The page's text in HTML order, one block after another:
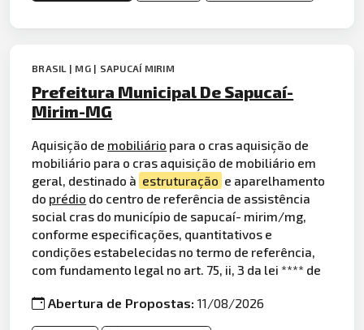
BRASIL | MG | SAPUCAÍ MIRIM
Prefeitura Municipal De Sapucaí-
Mirim-MG
Aquisição de mobiliário para o cras aquisição de
mobiliário para o cras aquisição de mobiliário em
geral, destinado à estruturação e aparelhamento
do prédio do centro de referência de assistência
social cras do município de sapucaí- mirim/mg,
conforme especificações, quantitativos e
condições estabelecidas no termo de referência,
com fundamento legal no art. 75, ii, 3 da lei **** de
Abertura de Propostas:11/08/2026